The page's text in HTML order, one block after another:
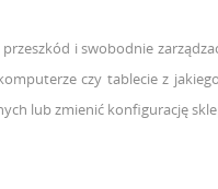
i swobodnie
czy tablecie z
lub zmienić konfigurację